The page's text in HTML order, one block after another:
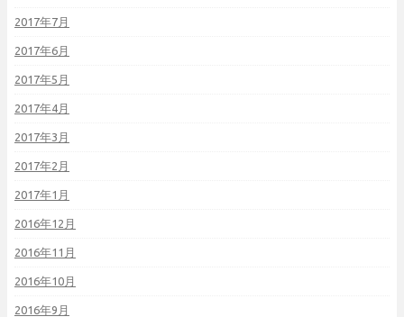
2017年7月
2017年6月
2017年5月
2017年4月
2017年3月
2017年2月
2017年1月
2016年12月
2016年11月
2016年10月
2016年9月